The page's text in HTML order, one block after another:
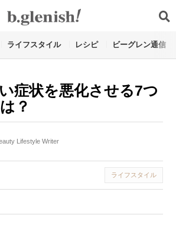
ライフスタイル レシピ ビーグレン通信
症状を悪化させる7つ
？
Lifestyle Writer
ライフスタイル